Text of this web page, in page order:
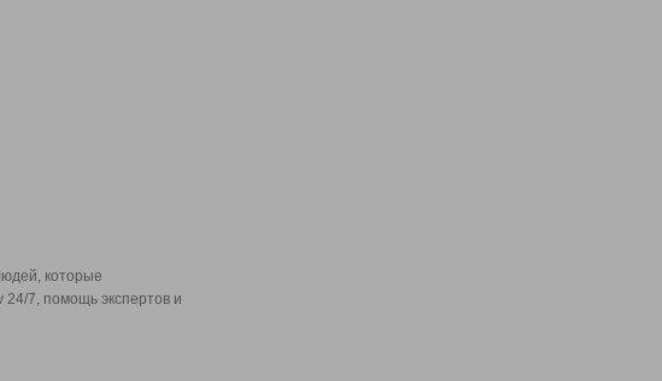
которые
7, помощь экспертов и